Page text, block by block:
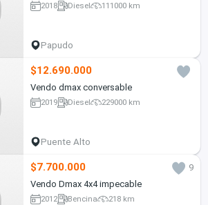
2018 Diesel 111000 km
Papudo
$12.690.000
Vendo dmax conversable
2019 Diesel 229000 km
Puente Alto
$7.700.000
9
Vendo Dmax 4x4 impecable
2012 Bencina 218 km